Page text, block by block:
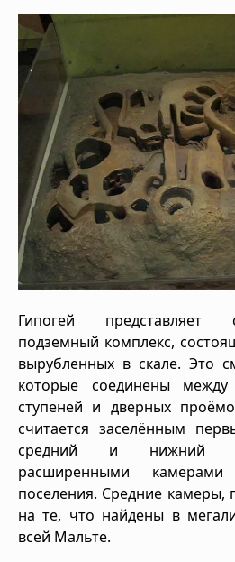
Гипогей представляет
подземный комплекс,
вырубленных в скале. Это
которые соединены
ступеней и дверных
считается заселённым
средний и нижний
расширенными
поселения. Средние камеры,
на те, что найдены в
всей Мальте.